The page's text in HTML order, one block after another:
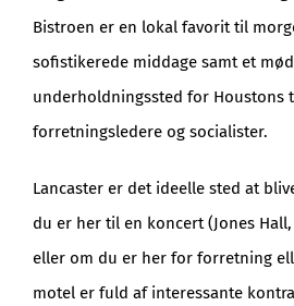
Bistroen er en lokal favorit til
sofistikerede middage samt et
underholdningssted for Houstons
forretningsledere og socialister.
Lancaster er det ideelle sted at
du er her til en koncert (Jones
eller om du er her for forretning
motel er fuld af interessante